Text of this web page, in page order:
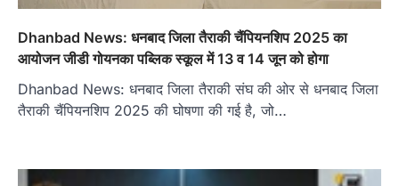
Dhanbad News: धनबाद जिला तैराकी चैंपियनशिप 2025 का
आयोजन जीडी गोयनका पब्लिक स्कूल में 13 व 14 जून को होगा
Dhanbad News: धनबाद जिला तैराकी संघ की ओर से धनबाद जिला
तैराकी चैंपियनशिप 2025 की घोषणा की गई है, जो…